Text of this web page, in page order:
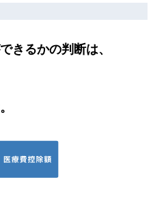
きるかの判断は、